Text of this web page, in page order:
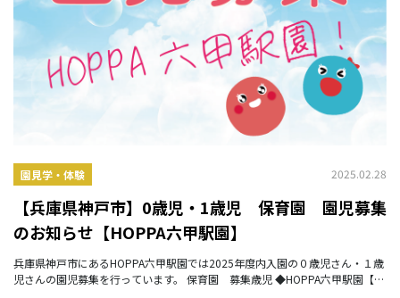
園見学・体験 2025.02.28
【兵庫県神戸市】0歳児・1歳児 保育園 園児募集
のお知らせ【HOPPA六甲駅園】
兵庫県神戸市にあるHOPPA六甲駅園では2025年度内入園の０歳児さん・１歳
児さんの園児募集を行っています。 保育園 募集歳児 ◆HOPPA六甲駅園【小